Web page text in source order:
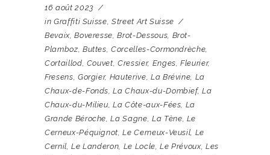
16 août 2023
in Graffiti Suisse,Street Art Suisse
Bevaix,Boveresse,Brot-Dessous, Brot-
Plamboz, Buttes,Corcelles-Cormondrèche,
Cortaillod, Couvet,Cressier, Enges,Fleurier,
Fresens, Gorgier, Hauterive, La Brévine, La
Chaux-de-Fonds,La Chaux-du-Dombief,La
Chaux-du-Milieu,La Côte-aux-Fées, La
Grande Béroche,La Sagne, La Tène, Le
Cerneux-Péquignot,Le Cerneux-Veusil, Le
Cernil,Le Landeron, Le Locle,Le Prévoux,Les